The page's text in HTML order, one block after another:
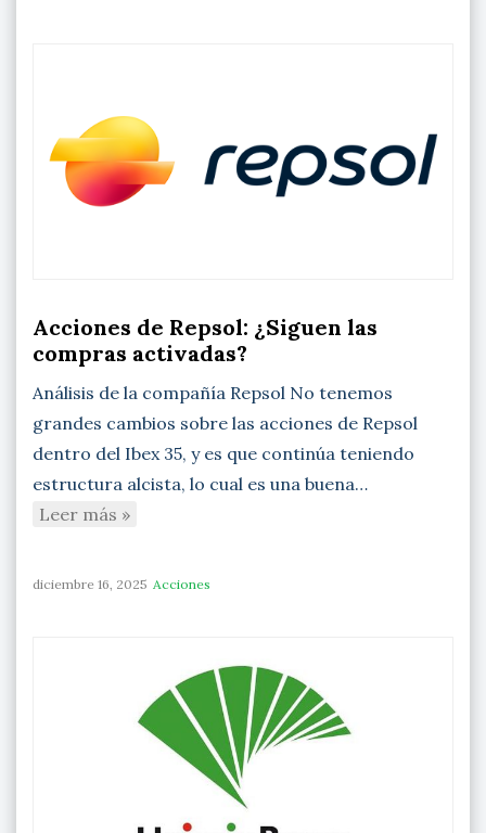
Acciones de Repsol: ¿Siguen las
compras activadas?
Análisis de la compañía Repsol No tenemos
grandes cambios sobre las acciones de Repsol
dentro del Ibex 35, y es que continúa teniendo
estructura alcista, lo cual es una buena…
Leer más »
diciembre 16, 2025 Acciones